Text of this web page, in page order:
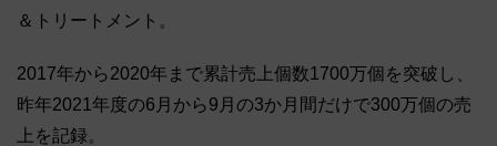
＆トリートメント。
2017年から2020年まで累計売上個数1700万個を突破し、
昨年2021年度の6月から9月の3か月間だけで300万個の売
上を記録。